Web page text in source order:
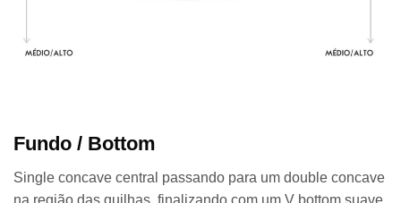
Fundo / Bottom
Single concave central passando para um double concave